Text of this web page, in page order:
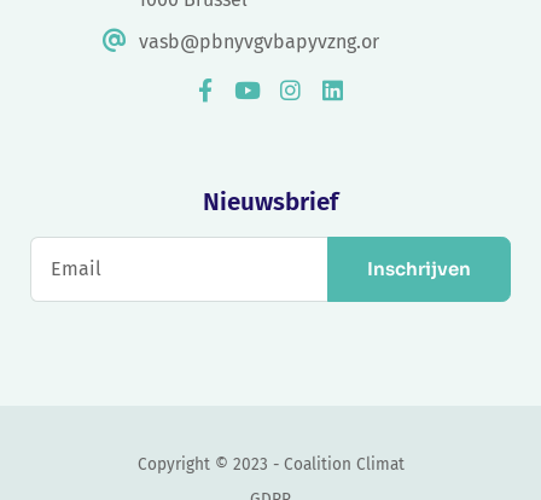
vasb@pbnyvgvbapyvzng.or
Nieuwsbrief
Inschrijven
Copyright © 2023 - Coalition Climat